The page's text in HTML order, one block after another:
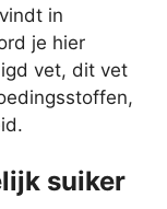
in
je hier
vet, dit vet
suiker